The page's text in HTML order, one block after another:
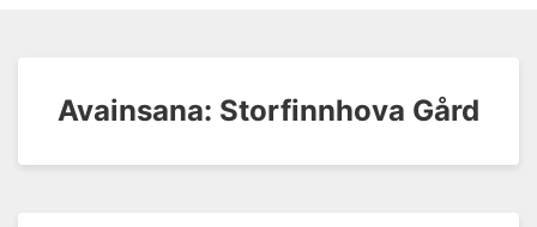
Avainsana: Storfinnhova Gård